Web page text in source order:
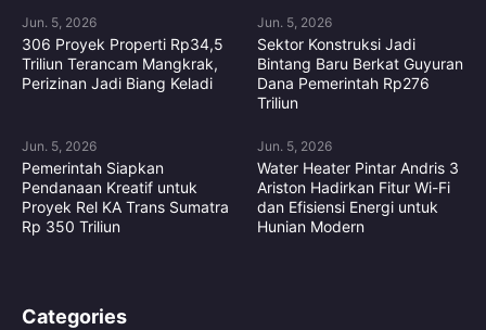
Jun. 5, 2026
306 Proyek Properti Rp34,5
Triliun Terancam Mangkrak,
Perizinan Jadi Biang Keladi
Jun. 5, 2026
Sektor Konstruksi Jadi
Bintang Baru Berkat Guyuran
Dana Pemerintah Rp276
Triliun
Jun. 5, 2026
Pemerintah Siapkan
Pendanaan Kreatif untuk
Proyek Rel KA Trans Sumatra
Rp 350 Triliun
Jun. 5, 2026
Water Heater Pintar Andris 3
Ariston Hadirkan Fitur Wi-Fi
dan Efisiensi Energi untuk
Hunian Modern
Categories